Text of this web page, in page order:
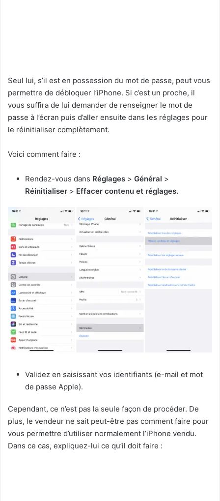
Seul lui, s’il est en possession du mot de passe, peut vous
permettre de débloquer l’iPhone. Si c’est un proche, il
vous suffira de lui demander de renseigner le mot de
passe à l’écran puis d’aller ensuite dans les réglages pour
le réinitialiser complètement.
Voici comment faire :
Rendez-vous dans Réglages > Général >
Réinitialiser > Effacer contenu et réglages.
Validez en saisissant vos identifiants (e-mail et mot
de passe Apple).
Cependant, ce n’est pas la seule façon de procéder. De
plus, le vendeur ne sait peut-être pas comment faire pour
vous permettre d’utiliser normalement l’iPhone vendu.
Dans ce cas, expliquez-lui ce qu’il doit faire :